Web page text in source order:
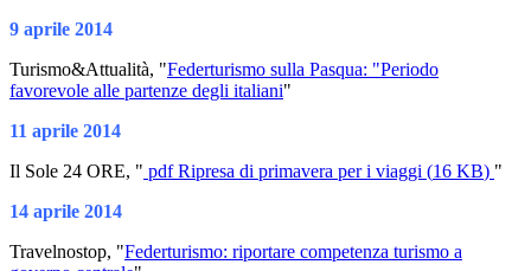
9 aprile 2014
Turismo&Attualità, "Federturismo sulla Pasqua: "Periodo
favorevole alle partenze degli italiani"
11 aprile 2014
Il Sole 24 ORE, " pdfRipresa di primavera per i viaggi (16 KB) "
14 aprile 2014
Travelnostop, "Federturismo: riportare competenza turismo a